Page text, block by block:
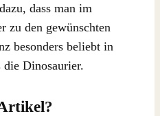
dass man im
zu den gewünschten
besonders beliebt in
Dinosaurier.